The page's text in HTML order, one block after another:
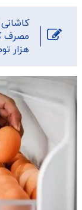
هزار